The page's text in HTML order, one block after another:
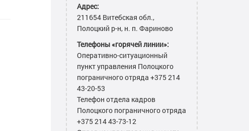
Адрес:
211654 Витебская обл.,
Полоцкий р-н, н. п. Фариново
Телефоны «горячей линии»:
Оперативно-ситуационный
пункт управления Полоцкого
пограничного отряда +375 214
43-20-53
Телефон отдела кадров
Полоцкого пограничного отряда
+375 214 43-73-12